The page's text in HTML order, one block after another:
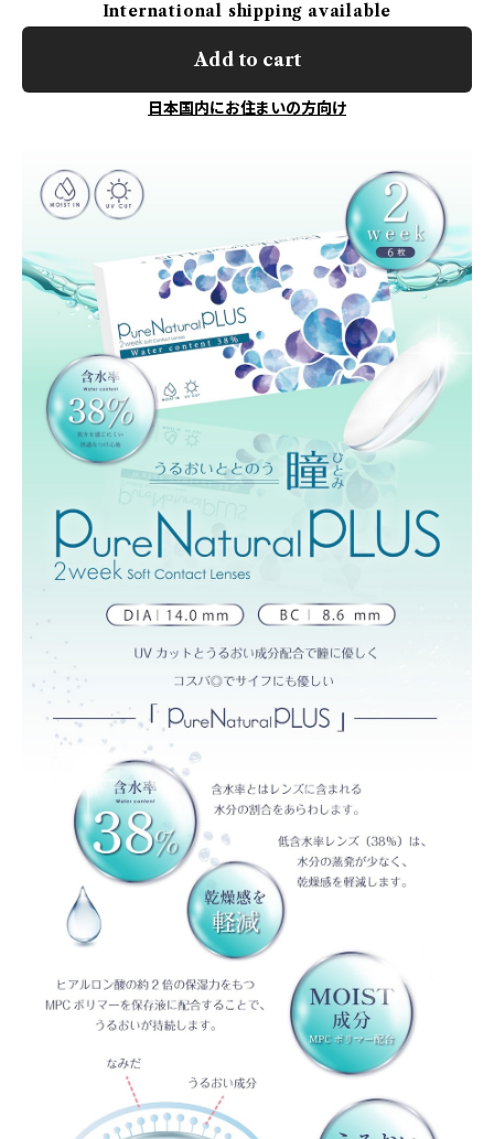
International shipping available
Add to cart
日本国内にお住まいの方向け